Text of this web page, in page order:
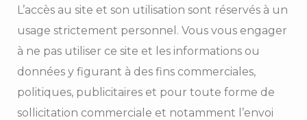
L’accès au site et son utilisation sont réservés à un
usage strictement personnel. Vous vous engager
à ne pas utiliser ce site et les informations ou
données y figurant à des fins commerciales,
politiques, publicitaires et pour toute forme de
sollicitation commerciale et notamment l’envoi